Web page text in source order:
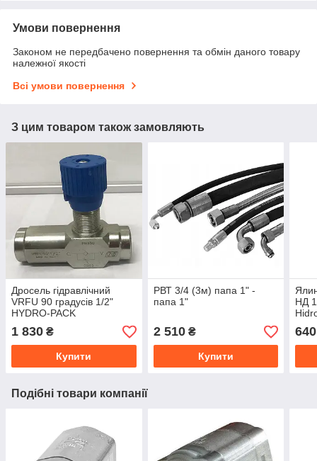
Умови повернення
Законом не передбачено повернення та обмін даного товару
належної якості
Всі умови повернення
З цим товаром також замовляють
Дросель гідравлічний
VRFU 90 градусів 1/2"
HYDRO-PACK
1 830 ₴
Купити
РВТ 3/4 (3м) папа 1" -
папа 1"
2 510₴
Купити
НД
640
Подібні товари компанії